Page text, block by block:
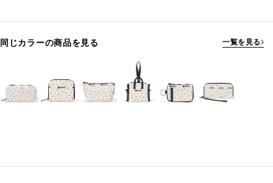
同じカラーの商品を見る 一覧を見る